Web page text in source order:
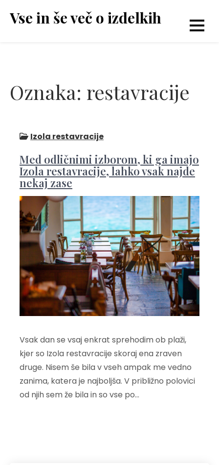
Vse in še več o izdelkih
Oznaka: restavracije
Izola restavracije
Med odličnimi izborom, ki ga imajo
Izola restavracije, lahko vsak najde
nekaj zase
Vsak dan se vsaj enkrat sprehodim ob plaži,
kjer so Izola restavracije skoraj ena zraven
druge. Nisem še bila v vseh ampak me vedno
zanima, katera je najboljša. V približno polovici
od njih sem že bila in so vse po…